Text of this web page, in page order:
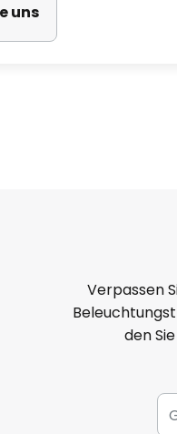
uns
Verpassen
den